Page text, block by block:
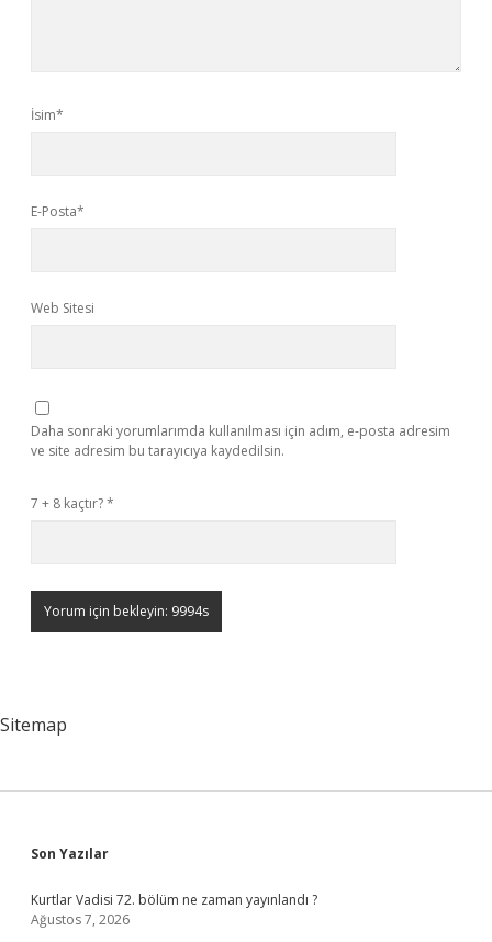
İsim*
E-Posta*
Web Sitesi
Daha sonraki yorumlarımda kullanılması için adım, e-posta adresim
ve site adresim bu tarayıcıya kaydedilsin.
7 + 8 kaçtır?*
Sitemap
Sidebar
Son Yazılar
Kurtlar Vadisi 72. bölüm ne zaman yayınlandı ?
Ağustos 7, 2026